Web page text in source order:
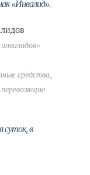
«Инвалид».
средства,
суток, в